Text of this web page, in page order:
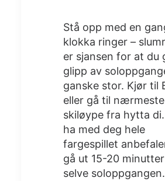
Stå opp med en
klokka ringer –
er sjansen for at du
glipp av
ganske stor. Kjør til
eller gå til nærmeste
skiløype fra hytta
ha med deg hele
fargespillet
gå ut 15-20
selve